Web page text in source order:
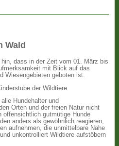
Wald
dass in der Zeit vom 01. März bis
mit Blick auf das
Wiesengebieten geboten ist.
der Wildtiere.
Hundehalter und
Orten und der freien Natur nicht
offensichtlich gutmütige Hunde
anders als gewöhnlich reagieren,
aufnehmen, die unmittelbare Nähe
unkontrolliert Wildtiere aufstöbern